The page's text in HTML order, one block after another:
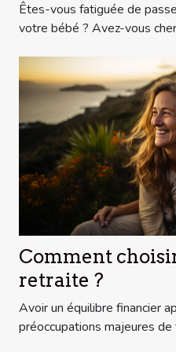
mères
Êtes-vous fatiguée de
votre bébé ? Avez-vous
Comment
retraite ?
Avoir un équilibre financier
préoccupations majeures de